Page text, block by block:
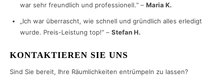
war sehr freundlich und professionell.“ – Maria K.
„Ich war überrascht, wie schnell und gründlich alles erledigt
wurde. Preis-Leistung top!“ – Stefan H.
KONTAKTIEREN SIE UNS
Sind Sie bereit, Ihre Räumlichkeiten entrümpeln zu lassen?